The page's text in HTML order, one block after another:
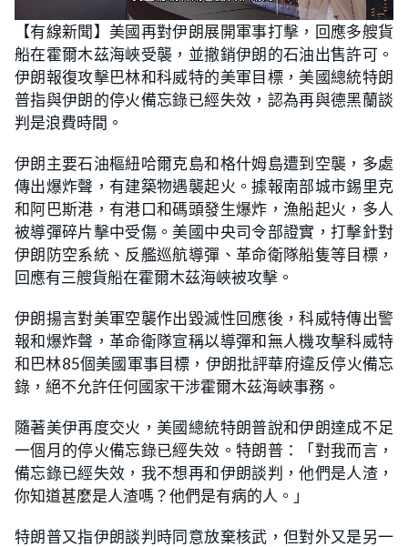
n
m
t
e
L
o
a
d
e
d
:
2
0
.
【有線新聞】美國再對伊朗展開軍事打擊，回應多艘貨
船在霍爾木茲海峽受襲，並撤銷伊朗的石油出售許可。
伊朗報復攻擊巴林和科威特的美軍目標，美國總統特朗
普指與伊朗的停火備忘錄已經失效，認為再與德黑蘭談
判是浪費時間。
伊朗主要石油樞紐哈爾克島和格什姆島遭到空襲，多處
傳出爆炸聲，有建築物遇襲起火。據報南部城市錫里克
和阿巴斯港，有港口和碼頭發生爆炸，漁船起火，多人
被導彈碎片擊中受傷。美國中央司令部證實，打擊針對
伊朗防空系統、反艦巡航導彈、革命衛隊船隻等目標，
回應有三艘貨船在霍爾木茲海峽被攻擊。
伊朗揚言對美軍空襲作出毀滅性回應後，科威特傳出警
報和爆炸聲，革命衛隊宣稱以導彈和無人機攻擊科威特
和巴林85個美國軍事目標，伊朗批評華府違反停火備忘
錄，絕不允許任何國家干涉霍爾木茲海峽事務。
隨著美伊再度交火，美國總統特朗普說和伊朗達成不足
一個月的停火備忘錄已經失效。特朗普：「對我而言，
備忘錄已經失效，我不想再和伊朗談判，他們是人渣，
你知道甚麼是人渣嗎？他們是有病的人。」
特朗普又指伊朗談判時同意放棄核武，但對外又是另一